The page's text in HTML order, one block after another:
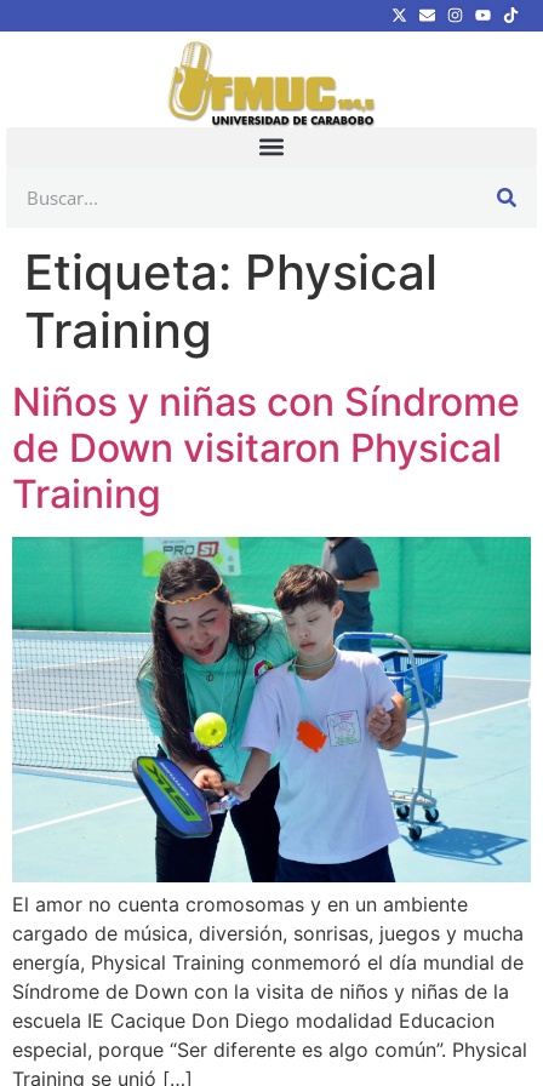
Etiqueta: Physical
Training
Niños y niñas con Síndrome
de Down visitaron Physical
Training
El amor no cuenta cromosomas y en un ambiente
cargado de música, diversión, sonrisas, juegos y mucha
energía, Physical Training conmemoró el día mundial de
Síndrome de Down con la visita de niños y niñas de la
escuela IE Cacique Don Diego modalidad Educacion
especial, porque “Ser diferente es algo común”. Physical
Training se unió […]